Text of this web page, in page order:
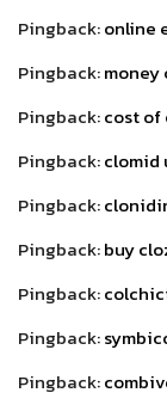
Pingback:online
Pingback:money
Pingback:cost of
Pingback:clomid
Pingback:
Pingback:buy
Pingback:
Pingback:
Pingback: